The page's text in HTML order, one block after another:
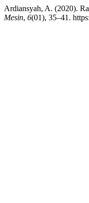
Ardiansyah, A. (2020).
Mesin, 6(01), 35–41.